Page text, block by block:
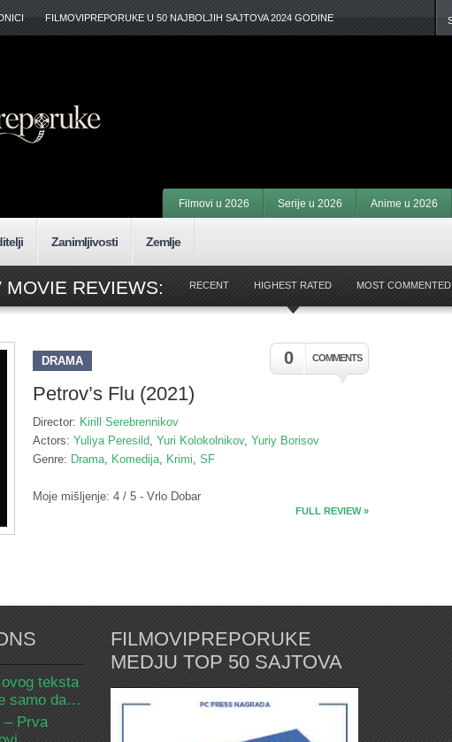
FILMOVIPREPORUKE U 50 NAJBOLJIH SAJTOVA 2024 GODINE
Filmovi u 2026 Serije u 2026 Anime u 2026
Zanimljivosti Zemlje
REVIEWS: RECENT HIGHEST RATED MOST COMMENTED
0 COMMENTS
DRAMA
Petrov’s Flu (2021)
Director: Kirill Serebrennikov
Actors: Yuliya Peresild, Yuri Kolokolnikov, Yuriy Borisov
Genre: Drama, Komedija, Krimi, SF
Moje mišljenje: 4 / 5 - Vrlo Dobar
FULL REVIEW »
teksta
samo da…
– Prva
FILMOVIPREPORUKE
MEDJU TOP 50 SAJTOVA